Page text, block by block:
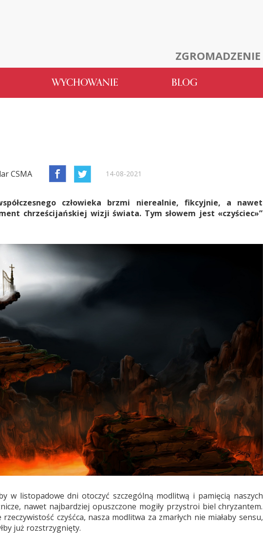
ZGROMADZENIE
WYCHOWANIE BLOG
CSMA 14-08-2021
człowieka brzmi nierealnie, fikcyjnie, a nawet
chrześcijańskiej wizji świata. Tym słowem jest «czyściec»”
w listopadowe dni otoczyć szczególną modlitwą i pamięcią naszych
nawet najbardziej opuszczone mogiły przystroi biel chryzantem.
czyśćca, nasza modlitwa za zmarłych nie miałaby sensu,
już rozstrzygnięty.